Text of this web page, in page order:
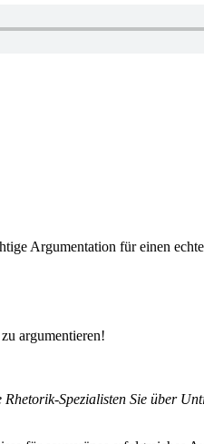
Argumentation für einen
argumentieren!
Spezialisten Sie über